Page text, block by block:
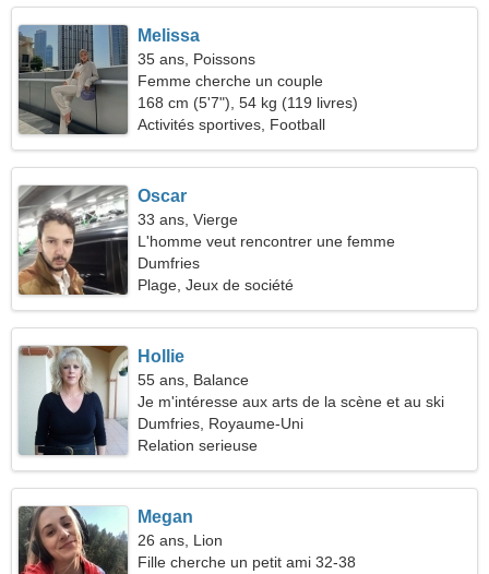
Melissa
35 ans, Poissons
Femme cherche un couple
168 cm (5'7"), 54 kg (119 livres)
Activités sportives, Football
Oscar
33 ans, Vierge
L'homme veut rencontrer une femme
Dumfries
Plage, Jeux de société
Hollie
55 ans, Balance
Je m'intéresse aux arts de la scène et au ski
Dumfries, Royaume-Uni
Relation serieuse
Megan
26 ans, Lion
Fille cherche un petit ami 32-38